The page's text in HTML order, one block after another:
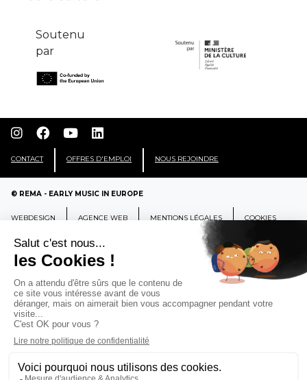
Soutenu
par
CONTACT OFFRES D'EMPLOI NOUS REJOINDRE
© REMA - EARLY MUSIC IN EUROPE
WEBDESIGN AGENCE WEB MENTIONS LÉGALES COOKIES
REMA
RÉSEAU EUROPÉEN DE MUSIQUE
ANCIENNE EUROPEAN EARLY MUSIC
CCR Ambronay - Place Thollon F-01500 Ambronay,